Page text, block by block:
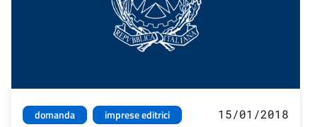
domanda imprese editrici 15/01/2018